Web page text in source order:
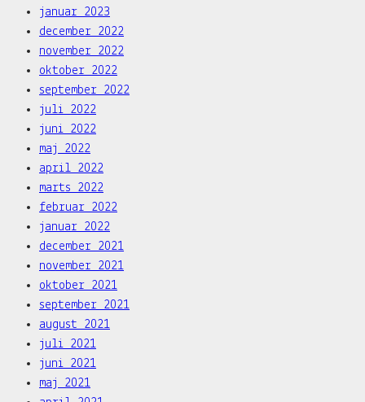
januar 2023
december 2022
november 2022
oktober 2022
september 2022
juli 2022
juni 2022
maj 2022
april 2022
marts 2022
februar 2022
januar 2022
december 2021
november 2021
oktober 2021
september 2021
august 2021
juli 2021
juni 2021
maj 2021